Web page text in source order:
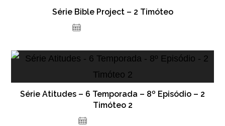
Série Bible Project – 2 Timóteo
Série Atitudes – 6 Temporada – 8º Episódio – 2
Timóteo 2